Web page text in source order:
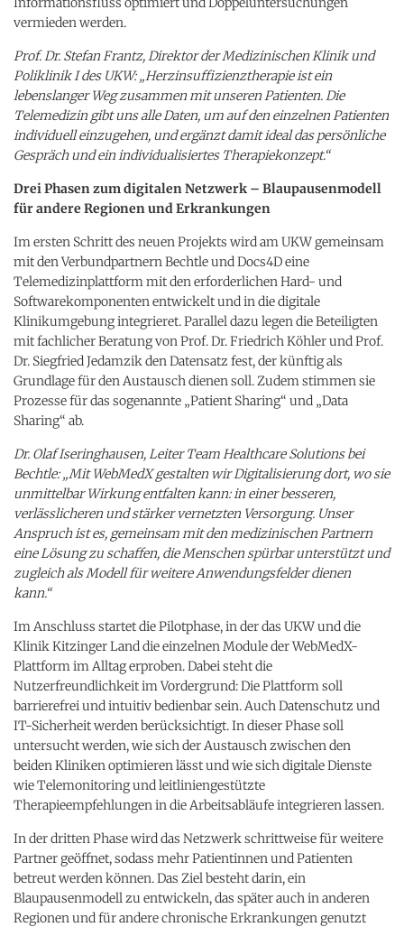
vermieden werden.
Prof. Dr. Stefan Frantz, Direktor der Medizinischen Klinik und
Poliklinik I des UKW: „Herzinsuffizienztherapie ist ein
lebenslanger Weg zusammen mit unseren Patienten. Die
Telemedizin gibt uns alle Daten, um auf den einzelnen Patienten
individuell einzugehen, und ergänzt damit ideal das persönliche
Gespräch und ein individualisiertes Therapiekonzept.“
Drei Phasen zum digitalen Netzwerk – Blaupausenmodell
für andere Regionen und Erkrankungen
Im ersten Schritt des neuen Projekts wird am UKW gemeinsam
mit den Verbundpartnern Bechtle und Docs4D eine
Telemedizinplattform mit den erforderlichen Hard- und
Softwarekomponenten entwickelt und in die digitale
Klinikumgebung integrieret. Parallel dazu legen die Beteiligten
mit fachlicher Beratung von Prof. Dr. Friedrich Köhler und Prof.
Dr. Siegfried Jedamzik den Datensatz fest, der künftig als
Grundlage für den Austausch dienen soll. Zudem stimmen sie
Prozesse für das sogenannte „Patient Sharing“ und „Data
Sharing“ ab.
Dr. Olaf Iseringhausen, Leiter Team Healthcare Solutions bei
Bechtle: „Mit WebMedX gestalten wir Digitalisierung dort, wo sie
unmittelbar Wirkung entfalten kann: in einer besseren,
verlässlicheren und stärker vernetzten Versorgung. Unser
Anspruch ist es, gemeinsam mit den medizinischen Partnern
eine Lösung zu schaffen, die Menschen spürbar unterstützt und
zugleich als Modell für weitere Anwendungsfelder dienen
kann.“
Im Anschluss startet die Pilotphase, in der das UKW und die
Klinik Kitzinger Land die einzelnen Module der WebMedX-
Plattform im Alltag erproben. Dabei steht die
Nutzerfreundlichkeit im Vordergrund: Die Plattform soll
barrierefrei und intuitiv bedienbar sein. Auch Datenschutz und
IT-Sicherheit werden berücksichtigt. In dieser Phase soll
untersucht werden, wie sich der Austausch zwischen den
beiden Kliniken optimieren lässt und wie sich digitale Dienste
wie Telemonitoring und leitliniengestützte
Therapieempfehlungen in die Arbeitsabläufe integrieren lassen.
In der dritten Phase wird das Netzwerk schrittweise für weitere
Partner geöffnet, sodass mehr Patientinnen und Patienten
betreut werden können. Das Ziel besteht darin, ein
Blaupausenmodell zu entwickeln, das später auch in anderen
Regionen und für andere chronische Erkrankungen genutzt